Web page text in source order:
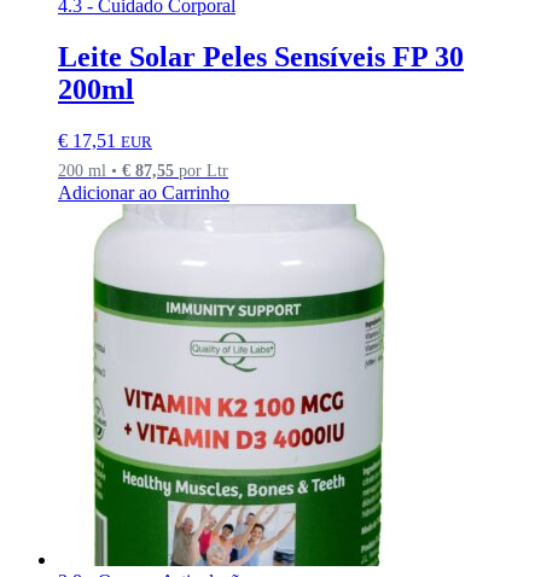
4.3 - Cuidado Corporal
Leite Solar Peles Sensíveis FP 30
200ml
€ 17,51 EUR
200 ml • € 87,55 por Ltr
Adicionar ao Carrinho